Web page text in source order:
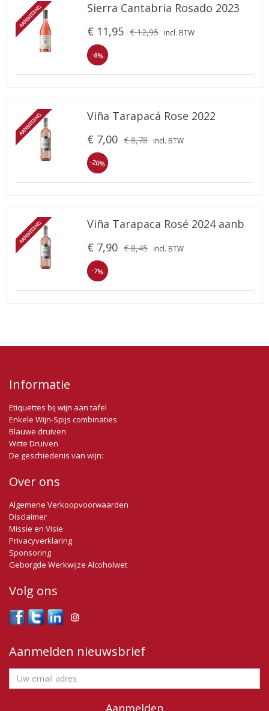
AANBIEDING
Sierra Cantabria Rosado 2023
€ 11,95 € 12,95 incl. BTW
-8%
AANBIEDING
Viña Tarapacá Rose 2022
€ 7,00 € 8,78 incl. BTW
-20%
AANBIEDING
Viña Tarapaca Rosé 2024 aanb
€ 7,90 € 8,45 incl. BTW
-7%
Informatie
Etiquettes bij wijn aan tafel
Enkele Wijn-Spijs combinaties
Blauwe druiven
Witte Druiven
De geschiedenis van wijn:
Over ons
Algemene Verkoopvoorwaarden
Disclaimer
Missie en Visie
Privacyverklaring
Sponsoring
Geborgde Werkwijze Alcoholwet
Volg ons
Aanmelden nieuwsbrief